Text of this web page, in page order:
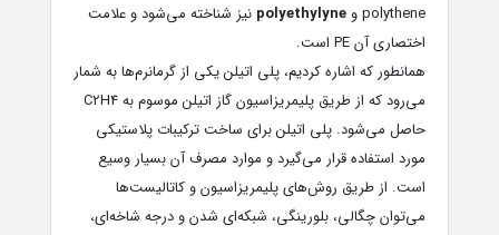
polythene و
polyethylyne نیز شناخته می‌شود و علامت
اختصاری آن PE است.
همانطور که اشاره کردیم، پلی اتیلن یکی از گرمانرم‌ها به شمار
می‌رود که از طریق پلیمریزاسیون گاز اتیلن موسوم به C2H4
حاصل می‌شود. پلی اتیلن برای ساخت ترکیبات پلاستیکی
مورد استفاده قرار می‌گیرد و موارد مصرف آن بسیار وسیع
است. از طریق روش‌های پلیمریزاسیون و کاتالیست‌ها
می‌توان چگالی، بلورینگی، شبکه‌ای شدن و درجه شاخه‌ای،